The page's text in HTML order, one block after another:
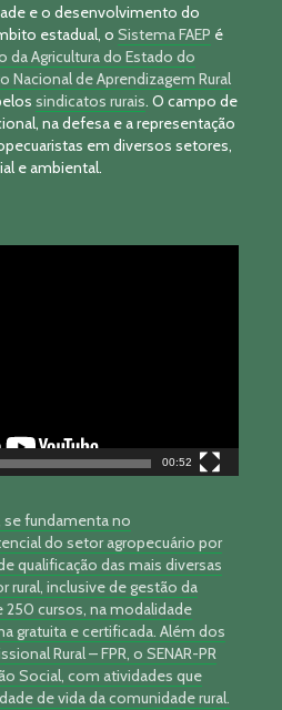
e o desenvolvimento do
estadual, o Sistema FAEP é
da Agricultura do Estado do
Nacional de Aprendizagem Rural
sindicatos rurais. O campo de
na defesa e a representação
em diversos setores,
e ambiental.
00:52
se fundamenta no
do setor agropecuário por
qualificação das mais diversas
rural, inclusive de gestão da
250 cursos, na modalidade
gratuita e certificada. Além dos
Rural – FPR, o SENAR-PR
Social, com atividades que
de vida da comunidade rural.